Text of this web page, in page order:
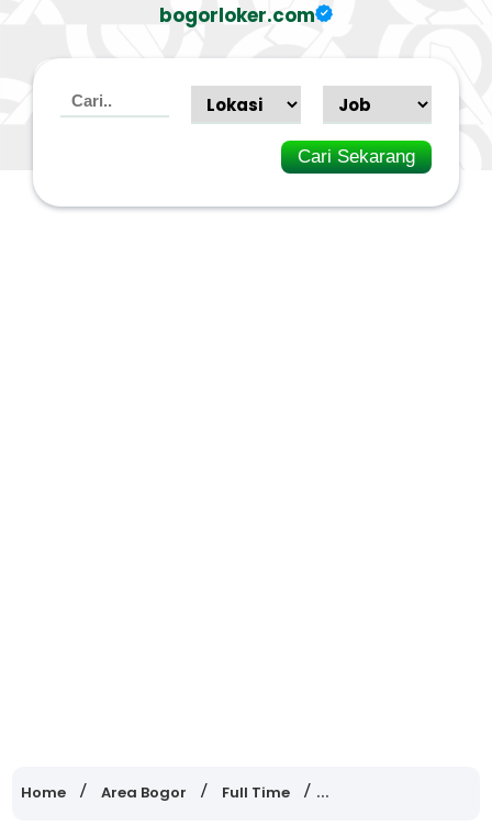
bogorloker.com
Cari Sekarang
Home Area Bogor Full Time Lowongan Kerja